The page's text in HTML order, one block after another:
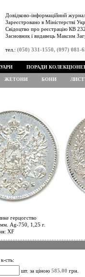
Довідково-інформаційний
Зареєстровано в Міністерстві
Свідоцтво про реєстрацію КВ
Засновник і видавець Максим
тел.: (050) 331-1550, (097) 081-
ПОРАДИ
ЖЕТОНИ БОНИ
герцогство
Ag-750, 1,25 г.
XF
сть:
шт. за ціною 585.00 грн.